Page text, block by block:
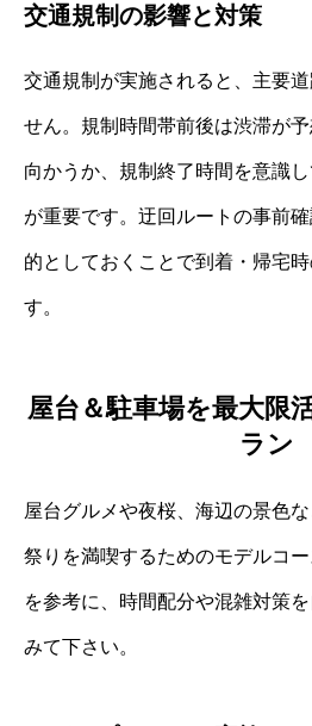
交通規制の影響と対策
交通規制が実施されると、主要
せん。規制時間帯前後は渋滞が
向かうか、規制終了時間を意識
が重要です。迂回ルートの事前
的としておくことで到着・帰宅
す。
屋台＆駐車場を最大限
ラン
屋台グルメや夜桜、海辺の景色
祭りを満喫するためのモデルコ
を参考に、時間配分や混雑対策
みて下さい。